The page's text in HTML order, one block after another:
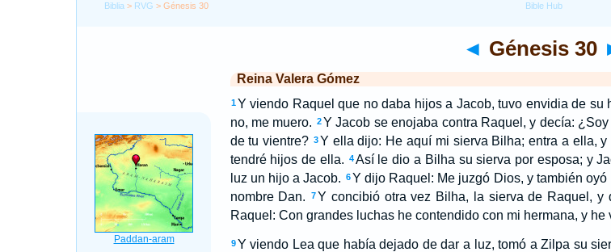
Biblia > RVG > Génesis 30
◄ Génesis 30
Reina Valera Gómez
1 Y viendo Raquel que no daba hijos a Jacob, tuvo envidia de su
no, me muero. 2Y Jacob se enojaba contra Raquel, y decía:
de tu vientre? 3Y ella dijo: He aquí mi sierva Bilha; entra a ella,
tendré hijos de ella. 4Así le dio a Bilha su sierva por esposa; y
luz un hijo a Jacob. 6 Y dijo Raquel: Me juzgó Dios, y también
nombre Dan.
7Y concibió otra vez Bilha, la sierva de Raquel,
Raquel: Con grandes luchas he contendido con mi hermana, y
9 Y viendo Lea que había dejado de dar a luz, tomó a Zilpa su